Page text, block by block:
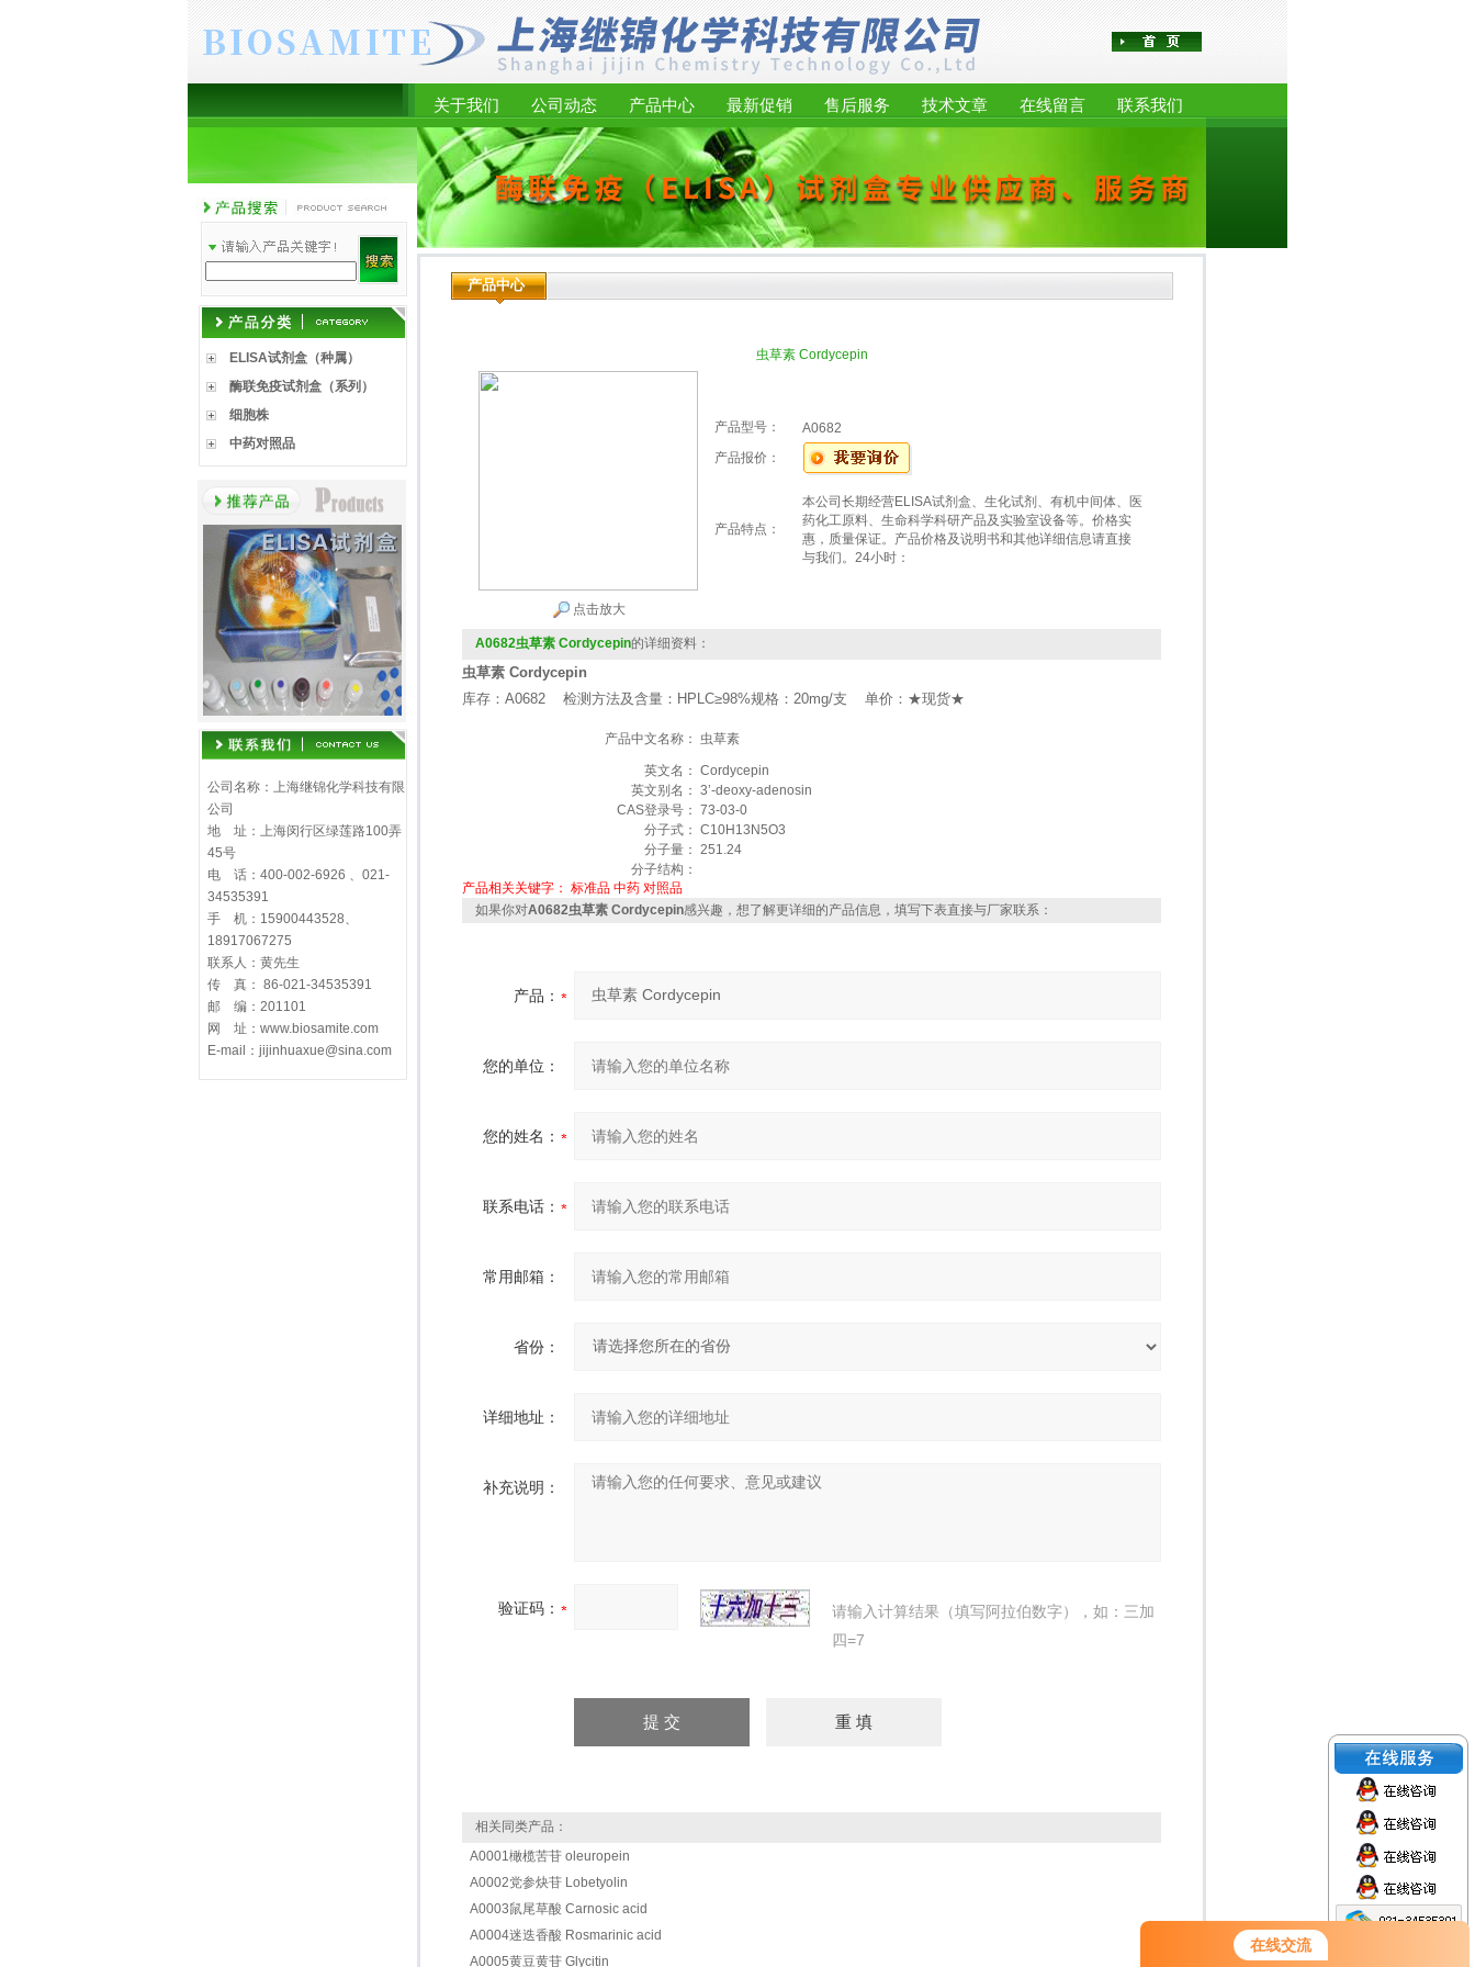
在线交流
关于我们 公司动态 产品中心 最新促销 售后服务 技术文章 在线留言 联系我们
ELISA试剂盒（种属）
酶联免疫试剂盒（系列）
细胞株
中药对照品
公司名称：上海继锦化学科技有限
公司
地 址：上海闵行区绿莲路100弄
45号
电 话：400-002-6926 、021-
34535391
手 机：15900443528、
18917067275
联系人：黄先生
传 真： 86-021-34535391
邮 编：201101
网 址：www.biosamite.com
E-mail：jijinhuaxue@sina.com
产品中心
虫草素 Cordycepin
点击放大
产品型号：
A0682
产品报价：
产品特点：
本公司长期经营ELISA试剂盒、生化试剂、有机中间体、医
药化工原料、生命科学科研产品及实验室设备等。价格实
惠，质量保证。产品价格及说明书和其他详细信息请直接
与我们。24小时：
A0682虫草素 Cordycepin的详细资料：
虫草素 Cordycepin
库存：A0682 检测方法及含量：HPLC≥98%规格：20mg/支 单价：★现货★
产品中文名称： 虫草素
英文名： Cordycepin
英文别名： 3’-deoxy-adenosin
CAS登录号： 73-03-0
分子式： C10H13N5O3
分子量： 251.24
分子结构：
产品相关关键字： 标准品 中药 对照品
如果你对A0682虫草素 Cordycepin感兴趣，想了解更详细的产品信息，填写下表直接与厂家联系：
产品：
您的单位：
您的姓名：
联系电话：
常用邮箱：
省份：
详细地址：
补充说明：
验证码：
请输入计算结果（填写阿拉伯数字），如：三加
四=7
相关同类产品：
A0001橄榄苦苷 oleuropein
A0002党参炔苷 Lobetyolin
A0003鼠尾草酸 Carnosic acid
A0004迷迭香酸 Rosmarinic acid
A0005黄豆黄苷 Glycitin